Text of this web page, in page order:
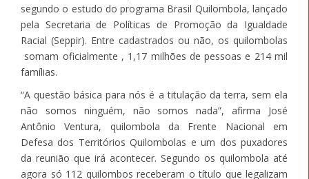
segundo o estudo do programa Brasil Quilombola, lançado
pela Secretaria de Políticas de Promoção da Igualdade
Racial (Seppir). Entre cadastrados ou não, os quilombolas
somam oficialmente , 1,17 milhões de pessoas e 214 mil
famílias.
“A questão básica para nós é a titulação da terra, sem ela
não somos ninguém, não somos nada”, afirma José
Antônio Ventura, quilombola da Frente Nacional em
Defesa dos Territórios Quilombolas e um dos puxadores
da reunião que irá acontecer. Segundo os quilombola até
agora só 112 quilombos receberam o título que legalizam